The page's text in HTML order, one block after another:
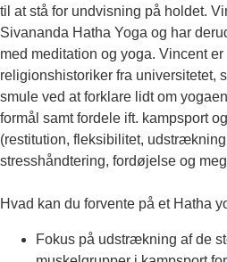
til at stå for undvisning på holdet.
Sivananda Hatha Yoga og har
med meditation og yoga. Vincent
religionshistoriker fra universitetet,
smule ved at forklare lidt om
formål samt fordele ift. kampsport
(restitution, fleksibilitet,
stresshåndtering, fordøjelse og
Hvad kan du forvente på et Hatha
Fokus på udstrækning af de